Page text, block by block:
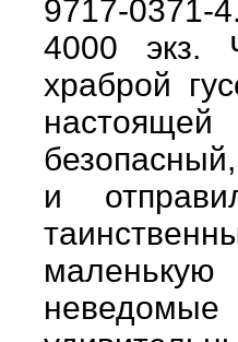
9717-
4000 экз.
храброй
и